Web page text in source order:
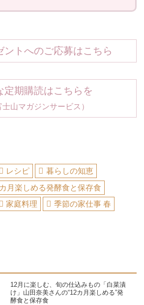
ントへのご応募はこちら
定期購読はこちらを
山マガジンサービス）
レシピ
暮らしの知恵
月楽しめる発酵食と保存食
家庭料理
季節の家仕事 春
12月に楽しむ、旬の仕込みもの「白菜漬
け」山田奈美さんの“12カ月楽しめる”発
酵食と保存食